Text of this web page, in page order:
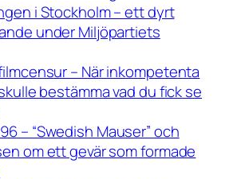
i Stockholm – ett dyrt
under Miljöpartiets
– När inkompetenta
bestämma vad du fick se
– “Swedish Mauser” och
om ett gevär som formade